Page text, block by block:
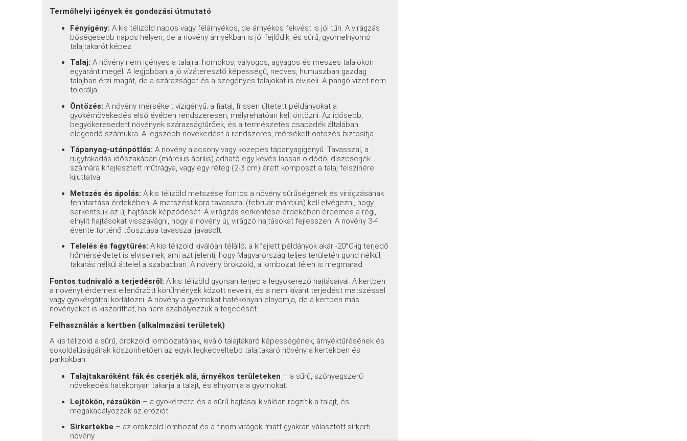
Termőhelyi igények és gondozási útmutató
Fényigény: A kis télizöld napos vagy félárnyékos, de árnyékos fekvést is jól tűri. A virágzás
bőségesebb napos helyen, de a növény árnyékban is jól fejlődik, és sűrű, gyomelnyomó
talajtakarót képez.
Talaj: A növény nem igényes a talajra; homokos, vályogos, agyagos és meszes talajokon
egyaránt megél. A legjobban a jó vízáteresztő képességű, nedves, humuszban gazdag
talajban érzi magát, de a szárazságot és a szegényes talajokat is elviseli. A pangó vizet nem
tolerálja.
Öntözés: A növény mérsékelt vízigényű; a fiatal, frissen ültetett példányokat a
gyökérnövekedés első évében rendszeresen, mélyrehatóan kell öntözni. Az idősebb,
begyökeresedett növények szárazságtűrőek, és a természetes csapadék általában
elegendő számukra. A legszebb növekedést a rendszeres, mérsékelt öntözés biztosítja.
Tápanyag-utánpótlás: A növény alacsony vagy közepes tápanyagigényű. Tavasszal, a
rügyfakadás időszakában (március-április) adható egy kevés lassan oldódó, díszcserjék
számára kifejlesztett műtrágya, vagy egy réteg (2-3 cm) érett komposzt a talaj felszínére
kijuttatva.
Metszés és ápolás: A kis télizöld metszése fontos a növény sűrűségének és virágzásának
fenntartása érdekében. A metszést kora tavasszal (február-március) kell elvégezni, hogy
serkentsük az új hajtások képződését. A virágzás serkentése érdekében érdemes a régi,
elnyílt hajtásokat visszavágni, hogy a növény új, virágzó hajtásokat fejlesszen. A növény 3-4
évente történő tőosztása tavasszal javasolt.
Telelés és fagytűrés: A kis télizöld kiválóan télálló; a kifejlett példányok akár -20°C-ig terjedő
hőmérsékletet is elviselnek, ami azt jelenti, hogy Magyarország teljes területén gond nélkül,
takarás nélkül áttelel a szabadban. A növény örökzöld, a lombozat télen is megmarad.
Fontos tudnivaló a terjedésről: A kis télizöld gyorsan terjed a legyökerező hajtásaival. A kertben
a növényt érdemes ellenőrzött körülmények között nevelni, és a nem kívánt terjedést metszéssel
vagy gyökérgáttal korlátozni. A növény a gyomokat hatékonyan elnyomja, de a kertben más
növényeket is kiszoríthat, ha nem szabályozzuk a terjedését.
Felhasználás a kertben (alkalmazási területek)
A kis télizöld a sűrű, örökzöld lombozatának, kiváló talajtakaró képességének, árnyéktűrésének és
sokoldalúságának köszönhetően az egyik legkedveltebb talajtakaró növény a kertekben és
parkokban:
Talajtakaróként fák és cserjék alá, árnyékos területeken – a sűrű, szőnyegszerű
növekedés hatékonyan takarja a talajt, és elnyomja a gyomokat.
Lejtőkön, rézsűkön – a gyökérzete és a sűrű hajtásai kiválóan rögzítik a talajt, és
megakadályozzák az eróziót.
Sírkertekbe – az örökzöld lombozat és a finom virágok miatt gyakran választott sírkerti
növény.